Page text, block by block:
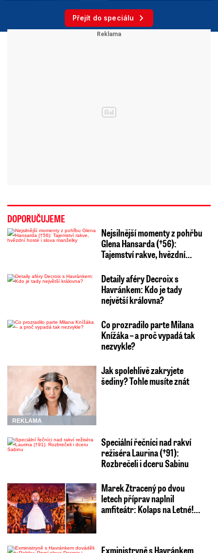
Přejít do speciálu
DOPORUČUJEME
Nejsilnější momenty z pohřbu
Glena Hansarda (†56):
Tajemství rakve, hvězdní…
Detaily aféry Decroix s
Havránkem: Kdo je tady
největší královna?
Co prozradilo parte Milana
Knížáka – a proč vypadá tak
nezvykle?
REKLAMA
Jak spolehlivě zakryjete
šediny? Tohle musíte znát
Speciální řečníci nad rakví
režiséra Laurina (†91):
Rozbrečeli i dceru Sabinu
Marek Ztracený po dvou
letech příprav naplnil
amfiteátr: Kolaps na Letné!…
Exministryně s Havránkem